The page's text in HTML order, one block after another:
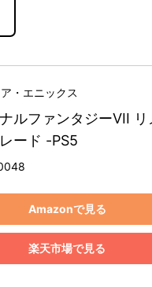
・エニックス
ルファンタジーVII
ード -PS5
Amazonで見る
楽天市場で見る